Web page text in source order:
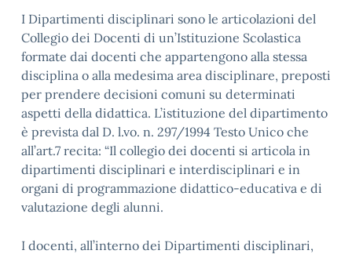
I Dipartimenti disciplinari sono le articolazioni del
Collegio dei Docenti di un’Istituzione Scolastica
formate dai docenti che appartengono alla stessa
disciplina o alla medesima area disciplinare, preposti
per prendere decisioni comuni su determinati
aspetti della didattica. L’istituzione del dipartimento
è prevista dal D. l.vo. n. 297/1994 Testo Unico che
all’art.7 recita: “Il collegio dei docenti si articola in
dipartimenti disciplinari e interdisciplinari e in
organi di programmazione didattico-educativa e di
valutazione degli alunni.
I docenti, all’interno dei Dipartimenti disciplinari,